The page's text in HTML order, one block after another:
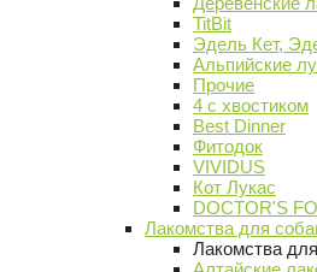
TitBit
Эдель Кет,
Альпийские
Прочие
4 с хвостиком
Best Dinner
Фитодок
VIVIDUS
Кот Лукас
DOCTOR'S
Лакомства для
Лакомства